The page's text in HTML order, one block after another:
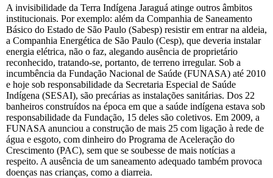
A invisibilidade da Terra Indígena Jaraguá atinge outros âmbitos
institucionais. Por exemplo: além da Companhia de Saneamento
Básico do Estado de São Paulo (Sabesp) resistir em entrar na aldeia,
a Companhia Energética de São Paulo (Cesp), que deveria instalar
energia elétrica, não o faz, alegando ausência de proprietário
reconhecido, tratando-se, portanto, de terreno irregular. Sob a
incumbência da Fundação Nacional de Saúde (FUNASA) até 2010
e hoje sob responsabilidade da Secretaria Especial de Saúde
Indígena (SESAI), são precárias as instalações sanitárias. Dos 22
banheiros construídos na época em que a saúde indígena estava sob
responsabilidade da Fundação, 15 deles são coletivos. Em 2009, a
FUNASA anunciou a construção de mais 25 com ligação à rede de
água e esgoto, com dinheiro do Programa de Aceleração do
Crescimento (PAC), sem que se soubesse de mais notícias a
respeito. A ausência de um saneamento adequado também provoca
doenças nas crianças, como a diarreia.